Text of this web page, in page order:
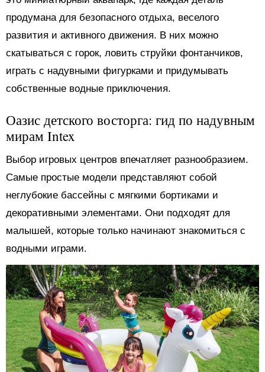
продумана для безопасного отдыха, веселого
развития и активного движения. В них можно
скатываться с горок, ловить струйки фонтанчиков,
играть с надувными фигурками и придумывать
собственные водные приключения.
Оазис детского восторга: гид по надувным
мирам Intex
Выбор игровых центров впечатляет разнообразием.
Самые простые модели представляют собой
неглубокие бассейны с мягкими бортиками и
декоративными элементами. Они подходят для
малышей, которые только начинают знакомиться с
водными играми.